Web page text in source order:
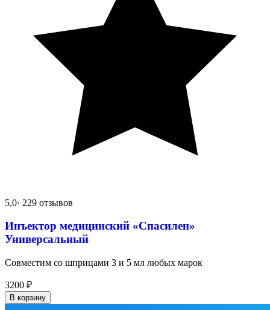
5,0· 229 отзывов
Инъектор медицинский «Спасилен»
Универсальный
Совместим со шприцами 3 и 5 мл любых марок
3200 ₽
В корзину